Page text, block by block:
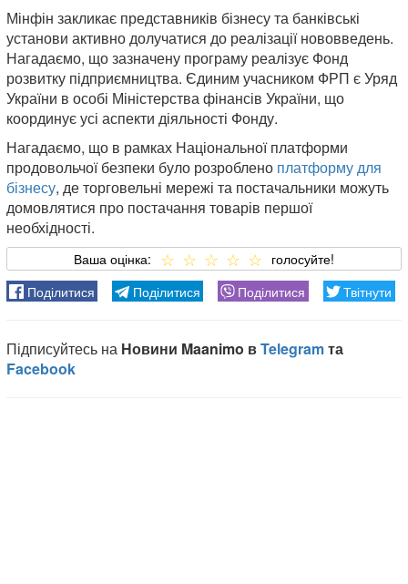
Мінфін закликає представників бізнесу та банківські
установи активно долучатися до реалізації нововведень.
Нагадаємо, що зазначену програму реалізує Фонд
розвитку підприємництва. Єдиним учасником ФРП є Уряд
України в особі Міністерства фінансів України, що
координує усі аспекти діяльності Фонду.
Нагадаємо, що в рамках Національної платформи
продовольчої безпеки було розроблено платформу для
бізнесу, де торговельні мережі та постачальники можуть
домовлятися про постачання товарів першої
необхідності.